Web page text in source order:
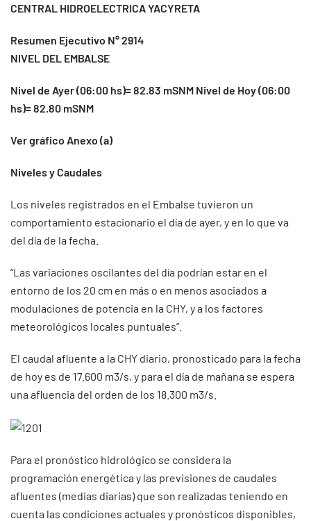
CENTRAL HIDROELECTRICA YACYRETA
Resumen Ejecutivo N° 2914
NIVEL DEL EMBALSE
Nivel de Ayer (06:00 hs)= 82.83 mSNM Nivel de Hoy (06:00
hs)= 82.80 mSNM
Ver gráfico Anexo (a)
Niveles y Caudales
Los niveles registrados en el Embalse tuvieron un
comportamiento estacionario el día de ayer, y en lo que va
del día de la fecha.
“Las variaciones oscilantes del día podrían estar en el
entorno de los 20 cm en más o en menos asociados a
modulaciones de potencia en la CHY, y a los factores
meteorológicos locales puntuales”.
El caudal afluente a la CHY diario, pronosticado para la fecha
de hoy es de 17.600 m3/s, y para el día de mañana se espera
una afluencia del orden de los 18.300 m3/s.
Para el pronóstico hidrológico se considera la
programación energética y las previsiones de caudales
afluentes (medias diarias) que son realizadas teniendo en
cuenta las condiciones actuales y pronósticos disponibles,